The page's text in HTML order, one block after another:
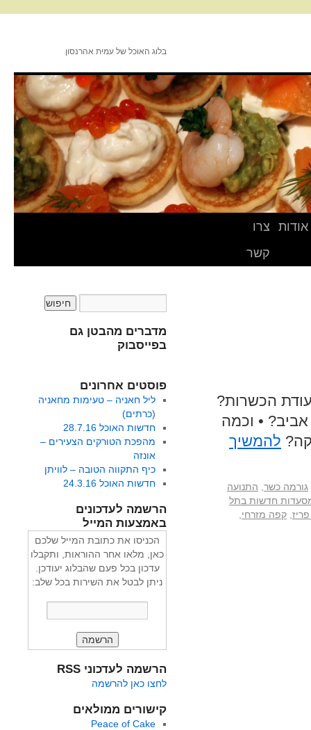
בלוג האוכל של עמית אהרנסון
אודות
צרו
קשר
הכשרות?
• וכמה
להמשיך
גורמה כשר התנועה
חדשות בתל
קפה מזרחי
מדברים מהבטן גם
בפייסבוק
פוסטים אחרונים
ליל חאניה – טעימות מחאניה
(כרתים)
חדשות האוכל 28.7.16
מהפכת הטורקים הצעירים –
אונזה
כיף התקווה הטובה – לוויתן
חדשות האוכל 24.3.16
הרשמה לעדכונים
באמצעות המייל
הכניסו את כתובת המייל שלכם
כאן, מלאו אחר ההוראות, ותקבלו
עדכון בכל פעם שהבלוג יעודכן.
ניתן לבטל את השירות בכל שלב:
הרשמה לעדכוני RSS
לחצו כאן להרשמה
קישורים ממולאים
Peace of Cake